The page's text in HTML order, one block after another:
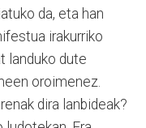
da, eta han
irakurriko
landuko dute
oroimenez.
dira lanbideak?